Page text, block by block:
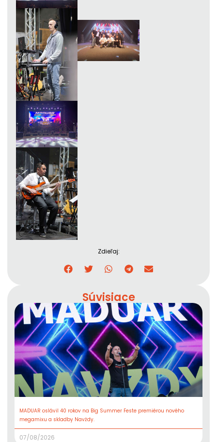
Zdieľaj:
Súvisiace
MADUAR oslávil 40 rokov na Big Summer Feste premiérou nového
megamixu a skladby Navždy.
07/08/2026